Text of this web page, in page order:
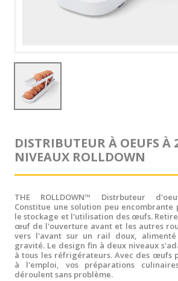
DISTRIBUTEUR À OEUFS À
NIVEAUX ROLLDOWN
THE ROLLDOWN™ Distrbuteur
Constitue une solution peu encombrante
le stockage et l'utilisation des œufs.
œuf de l'ouverture avant et les autres
vers l'avant sur un rail doux,
gravité. Le design fin à deux niveaux
à tous les réfrigérateurs. Avec des œufs
à l'emploi, vos préparations
déroulent sans problème.